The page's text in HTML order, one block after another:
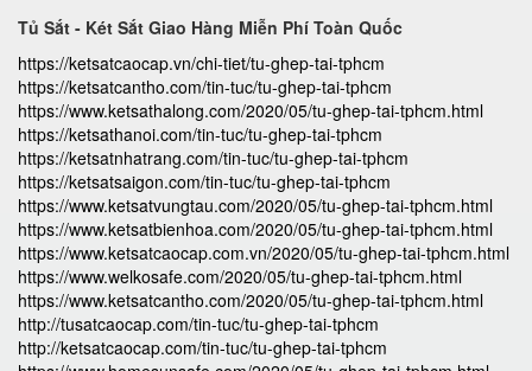
Tủ Sắt - Két Sắt Giao Hàng Miễn Phí Toàn Quốc
https://ketsatcaocap.vn/chi-tiet/tu-ghep-tai-tphcm
https://ketsatcantho.com/tin-tuc/tu-ghep-tai-tphcm
https://www.ketsathalong.com/2020/05/tu-ghep-tai-tphcm.html
https://ketsathanoi.com/tin-tuc/tu-ghep-tai-tphcm
https://ketsatnhatrang.com/tin-tuc/tu-ghep-tai-tphcm
https://ketsatsaigon.com/tin-tuc/tu-ghep-tai-tphcm
https://www.ketsatvungtau.com/2020/05/tu-ghep-tai-tphcm.html
https://www.ketsatbienhoa.com/2020/05/tu-ghep-tai-tphcm.html
https://www.ketsatcaocap.com.vn/2020/05/tu-ghep-tai-tphcm.html
https://www.welkosafe.com/2020/05/tu-ghep-tai-tphcm.html
https://www.ketsatcantho.com/2020/05/tu-ghep-tai-tphcm.html
http://tusatcaocap.com/tin-tuc/tu-ghep-tai-tphcm
http://ketsatcaocap.com/tin-tuc/tu-ghep-tai-tphcm